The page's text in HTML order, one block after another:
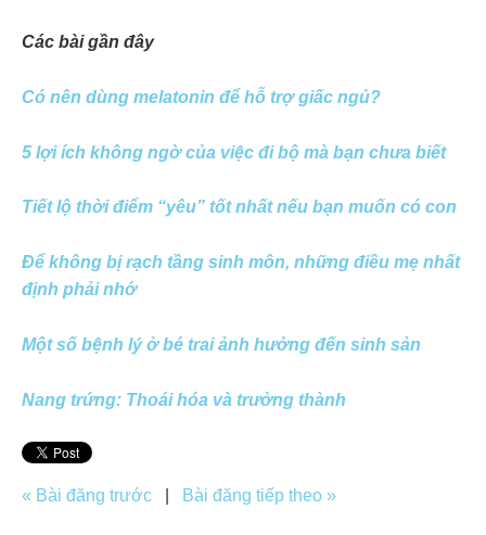
Các bài gần đây
Có nên dùng melatonin để hỗ trợ giấc ngủ?
5 lợi ích không ngờ của việc đi bộ mà bạn chưa biết
Tiết lộ thời điểm “yêu” tốt nhất nếu bạn muốn có con
Để không bị rạch tầng sinh môn, những điều mẹ nhất
định phải nhớ
Một số bệnh lý ở bé trai ảnh hưởng đến sinh sản
Nang trứng: Thoái hóa và trưởng thành
« Bài đăng trước Bài đăng tiếp theo »